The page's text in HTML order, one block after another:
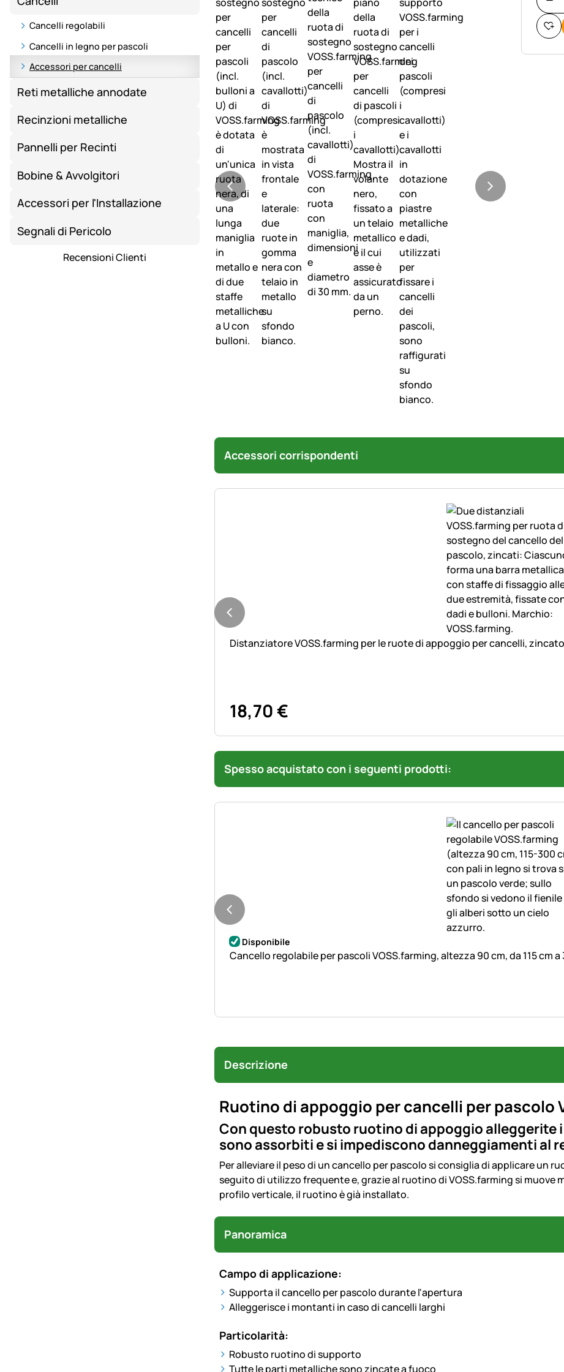
Cancelli regolabili
Cancelli in legno per pascoli
Accessori per cancelli
Reti metalliche annodate
Recinzioni metalliche
Pannelli per Recinti
Bobine & Avvolgitori
Accessori per l'Installazione
Segnali di Pericolo
Recensioni Clienti
Accessori corrispondenti
Distanziatore VOSS.farming per le ruote di appoggio per cancelli,
18,70€
Spesso acquistato con i seguenti prodotti:
Disponibile
Cancello regolabile per pascoli VOSS.farming, altezza 90 cm, da 115 cm a
Descrizione
Ruotino di appoggio per cancelli per pascolo
Con questo robusto ruotino di appoggio alleggerite
sono assorbiti e si impediscono danneggiamenti al
Per alleviare il peso di un cancello per pascolo si consiglia di applicare un
seguito di utilizzo frequente e, grazie al ruotino di VOSS.farming si muove
profilo verticale, il ruotino è già installato.
Panoramica
Campo di applicazione:
Supporta il cancello per pascolo durante l'apertura
Alleggerisce i montanti in caso di cancelli larghi
Particolarità:
Robusto ruotino di supporto
Tutte le parti metalliche sono zincate a fuoco